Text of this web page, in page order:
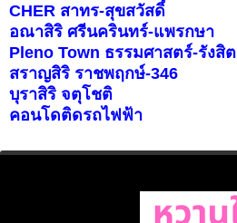
CHER สาทร-สุขสวัสดิ์
อณาสิริ ศรีนครินทร์-แพรกษา
Pleno Town ธรรมศาสตร์-รังสิต
สราญสิริ ราชพฤกษ์-346
บุราสิริ จตุโชติ
คอนโดติดรถไฟฟ้า